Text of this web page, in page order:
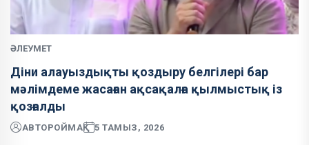
ӘЛЕУМЕТ
Діни алауыздықты қоздыру белгілері бар
мәлімдеме жасаған ақсақалға қылмыстық із
қозғалды
АВТОРОЙМАҚ 5 ТАМЫЗ, 2026